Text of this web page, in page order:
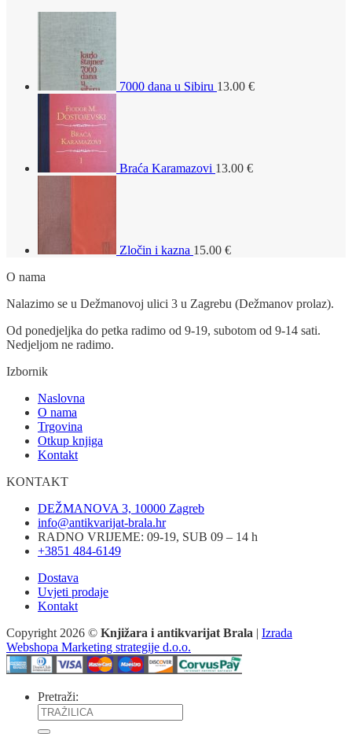
7000 dana u Sibiru 13.00 €
Braća Karamazovi 13.00 €
Zločin i kazna 15.00 €
O nama
Nalazimo se u Dežmanovoj ulici 3 u Zagrebu (Dežmanov prolaz).
Od ponedjeljka do petka radimo od 9-19, subotom od 9-14 sati.
Nedjeljom ne radimo.
Izbornik
Naslovna
O nama
Trgovina
Otkup knjiga
Kontakt
KONTAKT
DEŽMANOVA 3, 10000 Zagreb
info@antikvarijat-brala.hr
RADNO VRIJEME: 09-19, SUB 09 – 14 h
+3851 484-6149
Dostava
Uvjeti prodaje
Kontakt
Copyright 2026 © Knjižara i antikvarijat Brala | Izrada
Webshopa Marketing strategije d.o.o.
Pretraži: